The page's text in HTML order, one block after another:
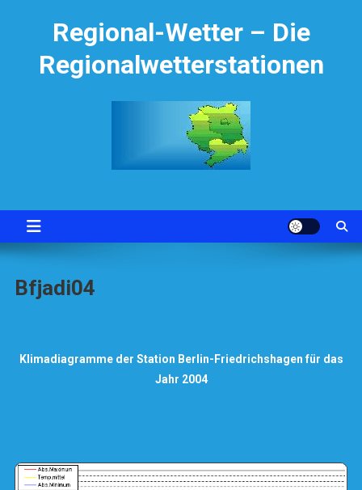
Regional-Wetter – Die
Regionalwetterstationen
Bfjadi04
Klimadiagramme der Station Berlin-Friedrichshagen für das
Jahr 2004